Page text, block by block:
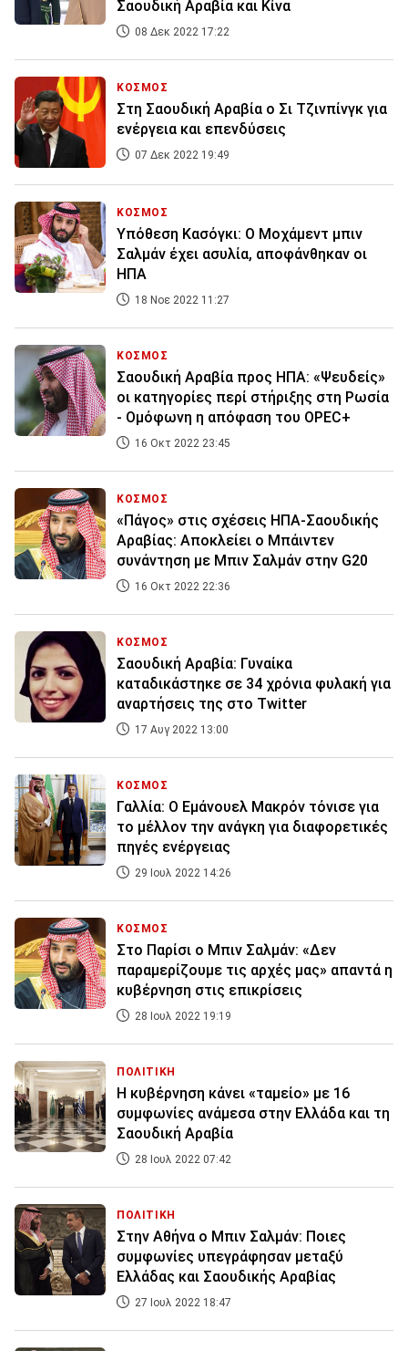
Σαουδική Αραβία και Κίνα
08 Δεκ 2022 17:22
ΚΟΣΜΟΣ
Στη Σαουδική Αραβία ο Σι Τζινπίνγκ για
ενέργεια και επενδύσεις
07 Δεκ 2022 19:49
ΚΟΣΜΟΣ
Υπόθεση Κασόγκι: Ο Μοχάμεντ μπιν
Σαλμάν έχει ασυλία, αποφάνθηκαν οι
ΗΠΑ
18 Νοε 2022 11:27
ΚΟΣΜΟΣ
Σαουδική Αραβία προς ΗΠΑ: «Ψευδείς»
οι κατηγορίες περί στήριξης στη Ρωσία
- Ομόφωνη η απόφαση του OPEC+
16 Οκτ 2022 23:45
ΚΟΣΜΟΣ
«Πάγος» στις σχέσεις ΗΠΑ-Σαουδικής
Αραβίας: Αποκλείει ο Μπάιντεν
συνάντηση με Μπιν Σαλμάν στην G20
16 Οκτ 2022 22:36
ΚΟΣΜΟΣ
Σαουδική Αραβία: Γυναίκα
καταδικάστηκε σε 34 χρόνια φυλακή για
αναρτήσεις της στο Twitter
17 Αυγ 2022 13:00
ΚΟΣΜΟΣ
Γαλλία: Ο Εμάνουελ Μακρόν τόνισε για
το μέλλον την ανάγκη για διαφορετικές
πηγές ενέργειας
29 Ιουλ 2022 14:26
ΚΟΣΜΟΣ
Στο Παρίσι ο Μπιν Σαλμάν: «Δεν
παραμερίζουμε τις αρχές μας» απαντά η
κυβέρνηση στις επικρίσεις
28 Ιουλ 2022 19:19
ΠΟΛΙΤΙΚΗ
Η κυβέρνηση κάνει «ταμείο» με 16
συμφωνίες ανάμεσα στην Ελλάδα και τη
Σαουδική Αραβία
28 Ιουλ 2022 07:42
ΠΟΛΙΤΙΚΗ
Στην Αθήνα ο Μπιν Σαλμάν: Ποιες
συμφωνίες υπεγράφησαν μεταξύ
Ελλάδας και Σαουδικής Αραβίας
27 Ιουλ 2022 18:47